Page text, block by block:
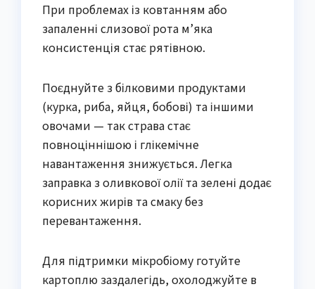
При проблемах із ковтанням або
запаленні слизової рота м’яка
консистенція стає рятівною.
Поєднуйте з білковими продуктами
(курка, риба, яйця, бобові) та іншими
овочами — так страва стає
повноціннішою і глікемічне
навантаження знижується. Легка
заправка з оливкової олії та зелені додає
корисних жирів та смаку без
перевантаження.
Для підтримки мікробіому готуйте
картоплю заздалегідь, охолоджуйте в